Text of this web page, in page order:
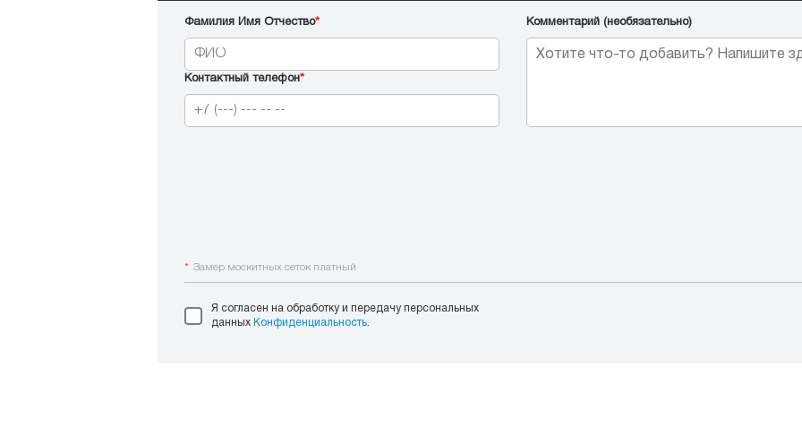
Фамилия Имя Отчество*
Контактный телефон *
Комментарий (необязательно)
* Замер москитных сеток платный
Я согласен на обработку и передачу персональных
данных Конфиденциальность.